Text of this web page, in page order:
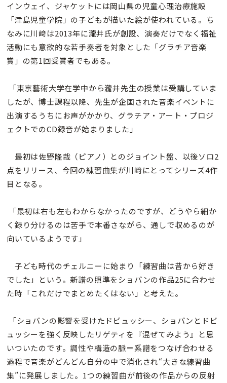
インウェイ、ジャケットには岡山県の児童心理治療施設
「津島児童学院」の子どもが描いた絵が使われている。ち
なみに川﨑は2013年に瀧井氏が創設、演奏だけでなく福祉
活動にも意欲的な若手奏者を対象とした「グラチア音楽
賞」の第1回受賞者でもある。
「東京藝術大学在学中から瀧井先生の授業は受講していま
したが、博士課程以降、先生が企画された音楽イベントに
出演するうちにお声がかかり、グラチア・アート・プロジ
ェクトでのCD録音が始まりました」
最初は佐野隆哉（ピアノ）とのジョイント盤、以後ソロ2
点をリリース、今回の練習曲集が川﨑にとってシリーズ4作
目となる。
「最初は右も左もわからなかったのですが、どうやら細か
く録り分けるのは苦手で本番さながら、通しで収めるのが
向いているようです」
子ども時代のチェルニーに始まり「練習曲は昔から好き
でした」という。新譜の照準をショパンの作品25に合わせ
た時「これだけでまとめたくはない」と考えた。
「ショパンの影響を受けたドビュッシー、ショパンとドビ
ュッシーを強く反映したリゲティを『混ぜてみよう』と思
いついたのです。調性や構造の脈＝系譜をつなげ合わせる
過程で音楽がどんどん自分の中で消化され“大きな練習曲
集”に発展しました。1つの練習曲が前後の作品からの反射